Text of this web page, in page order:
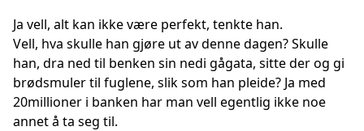
Ja vell, alt kan ikke være perfekt, tenkte han.
Vell, hva skulle han gjøre ut av denne dagen? Skulle
han, dra ned til benken sin nedi gågata, sitte der og gi
brødsmuler til fuglene, slik som han pleide? Ja med
20millioner i banken har man vell egentlig ikke noe
annet å ta seg til.